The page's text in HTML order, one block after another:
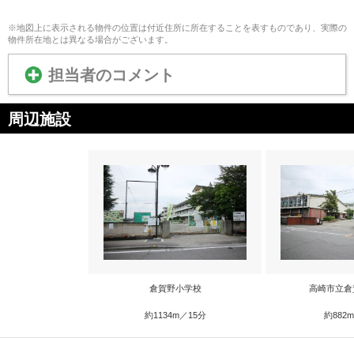
※地図上に表示される物件の位置は付近住所に所在することを表すものであり、実際の
物件所在地とは異なる場合がございます。
担当者のコメント
周辺施設
倉賀野小学校
約1134m／15分
高崎市立
約